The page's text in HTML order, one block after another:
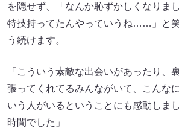
を隠せず、「なんか恥ずかしくなりま
特技持ってたんやっていうね……」と
う続けます。
「こういう素敵な出会いがあったり、
張ってくれてるみんながいて、こんな
いう人がいるということにも感動しま
時間でした」